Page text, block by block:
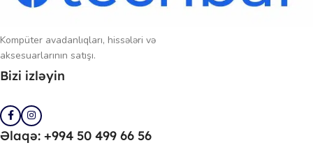
Kompüter avadanlıqları, hissələri və
aksesuarlarının satışı.
Bizi izləyin
Əlaqə: +994 50 499 66 56